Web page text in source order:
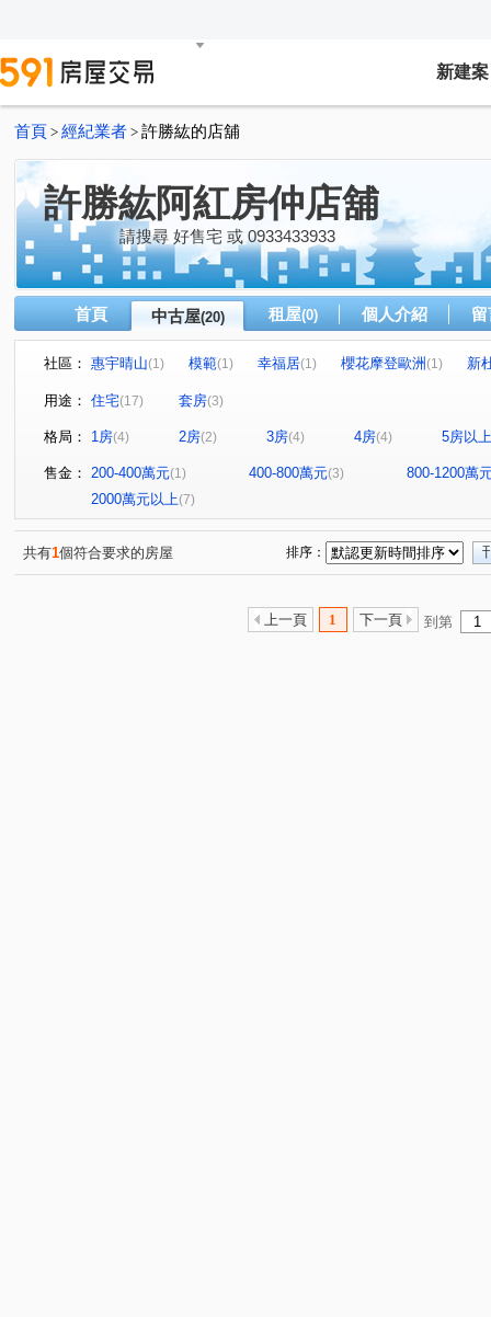
新建案
首頁 > 經紀業者 > 許勝紘的店舖
許勝紘阿紅房仲店舖
請搜尋 好售宅 或 0933433933
首頁 中古屋(20) 租屋(0) 個人介紹
社區： 惠宇晴山(1) 模範(1) 幸福居(1) 櫻花摩登歐洲(1)
新
民族路三段236巷63號透天
模範街
烈美街 西安街(2) 國豐街(1) 逢甲路(1)
國安一路(1) 民族路三段 向上路一段(1)
軍和街(1) 北屯路
用途： 住宅(17) 套房(3)
格局： 1房(4) 2房(2) 3房(4) 4房(4) 5房以上
售金： 200-400萬元(1) 400-800萬元(3)
800-1200萬
2000萬元以上(7)
共有1個符合要求的房屋 排序：
上一頁 1 下一頁 到第